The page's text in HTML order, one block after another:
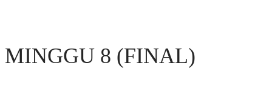
MINGGU 8 (FINAL)